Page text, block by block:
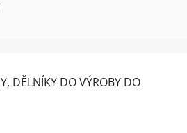
DĚLNÍKY DO VÝROBY DO